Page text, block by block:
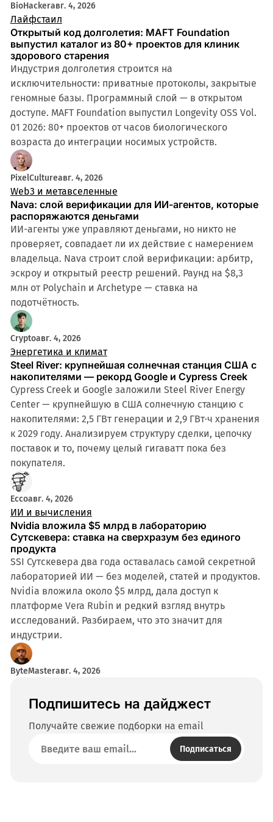
BioHackerавг. 4, 2026
Лайфстаил
Открытый код долголетия: MAFT Foundation
выпустил каталог из 80+ проектов для клиник
здорового старения
Индустрия долголетия строится на
исключительности: приватные протоколы, закрытые
геномные базы. Программный слой — в открытом
доступе. MAFT Foundation выпустил Longevity OSS Vol.
01 2026: 80+ проектов от часов биологического
возраста до интеграции носимых устройств.
PixelCultureавг. 4, 2026
Web3 и метавселенные
Nava: слой верификации для ИИ-агентов, которые
распоряжаются деньгами
ИИ-агенты уже управляют деньгами, но никто не
проверяет, совпадает ли их действие с намерением
владельца. Nava строит слой верификации: арбитр,
эскроу и открытый реестр решений. Раунд на $8,3
млн от Polychain и Archetype — ставка на
подотчётность.
Cryptoавг. 4, 2026
Энергетика и климат
Steel River: крупнейшая солнечная станция США с
накопителями — рекорд Google и Cypress Creek
Cypress Creek и Google заложили Steel River Energy
Center — крупнейшую в США солнечную станцию с
накопителями: 2,5 ГВт генерации и 2,9 ГВт·ч хранения
к 2029 году. Анализируем структуру сделки, цепочку
поставок и то, почему целый гигаватт пока без
покупателя.
Eccoавг. 4, 2026
ИИ и вычисления
Nvidia вложила $5 млрд в лабораторию
Сутскевера: ставка на сверхразум без единого
продукта
SSI Сутскевера два года оставалась самой секретной
лабораторией ИИ — без моделей, статей и продуктов.
Nvidia вложила около $5 млрд, дала доступ к
платформе Vera Rubin и редкий взгляд внутрь
исследований. Разбираем, что это значит для
индустрии.
ByteMasterавг. 4, 2026
Подпишитесь на дайджест
Получайте свежие подборки на email
Подписаться